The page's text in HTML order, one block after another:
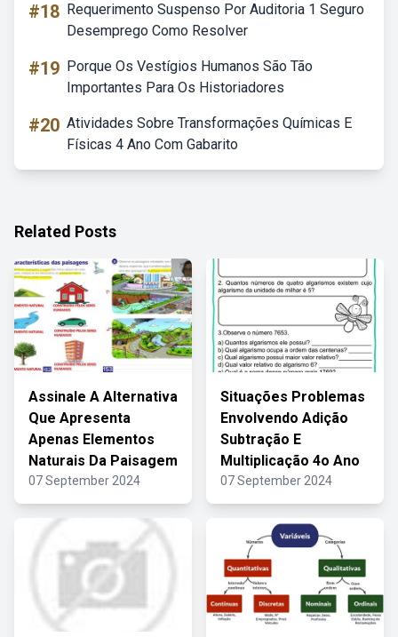
#18 Requerimento Suspenso Por Auditoria 1 Seguro
Desemprego Como Resolver
#19 Porque Os Vestígios Humanos São Tão
Importantes Para Os Historiadores
#20 Atividades Sobre Transformações Químicas E
Físicas 4 Ano Com Gabarito
Related Posts
Assinale A Alternativa
Que Apresenta
Apenas Elementos
Naturais Da Paisagem
07 September 2024
Situações Problemas
Envolvendo Adição
Subtração E
Multiplicação 4o Ano
07 September 2024